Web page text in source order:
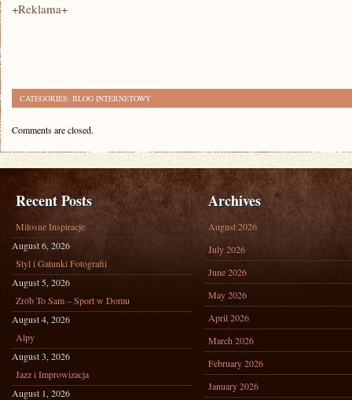
+Reklama+
CATEGORIES: BLOG INTERNETOWY
Comments are closed.
Recent Posts
Miłosne Inspiracje
August 6, 2026
Styl i Gatunki Fotografii
August 5, 2026
Zrób To Sam – Sport w Domu
August 4, 2026
Alpy
August 3, 2026
Jazz i Improwizacja
August 1, 2026
Archives
August 2026
July 2026
June 2026
May 2026
April 2026
March 2026
February 2026
January 2026